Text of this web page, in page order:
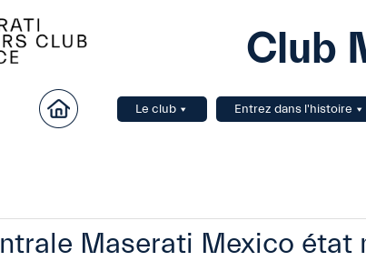
Club
Le club Entrez dans l'histoire
Maserati Mexico état